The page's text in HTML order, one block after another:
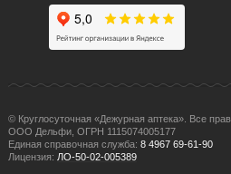
© Круглосуточная «Дежурная аптека». Все
ООО Дельфи, ОГРН 1115074005177
Единая справочная служба: 8 4967 69-61-90
Лицензия: ЛО-50-02-005389